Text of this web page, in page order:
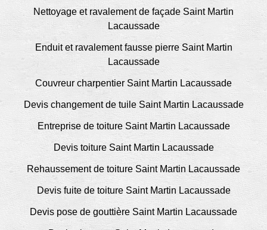
Nettoyage et ravalement de façade Saint Martin
Lacaussade
Enduit et ravalement fausse pierre Saint Martin
Lacaussade
Couvreur charpentier Saint Martin Lacaussade
Devis changement de tuile Saint Martin Lacaussade
Entreprise de toiture Saint Martin Lacaussade
Devis toiture Saint Martin Lacaussade
Rehaussement de toiture Saint Martin Lacaussade
Devis fuite de toiture Saint Martin Lacaussade
Devis pose de gouttière Saint Martin Lacaussade